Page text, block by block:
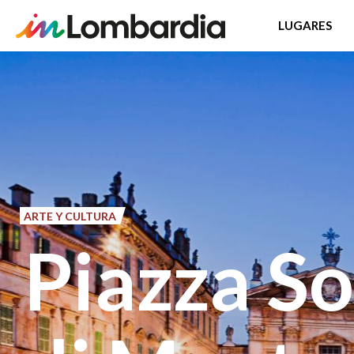
Pasar
LUGARES
ARTE Y CULTURA
Piazza